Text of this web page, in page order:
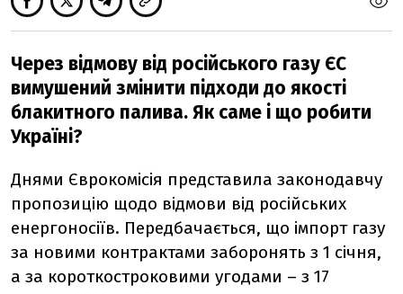
Через відмову від російського газу ЄС
вимушений змінити підходи до якості
блакитного палива. Як саме і що робити
Україні?
Днями Єврокомісія представила законодавчу
пропозицію щодо відмови від російських
енергоносіїв. Передбачається, що імпорт газу
за новими контрактами заборонять з 1 січня,
а за короткостроковими угодами – з 17